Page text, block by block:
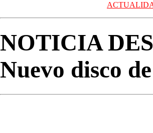
NOTICIA
Nuevo disco